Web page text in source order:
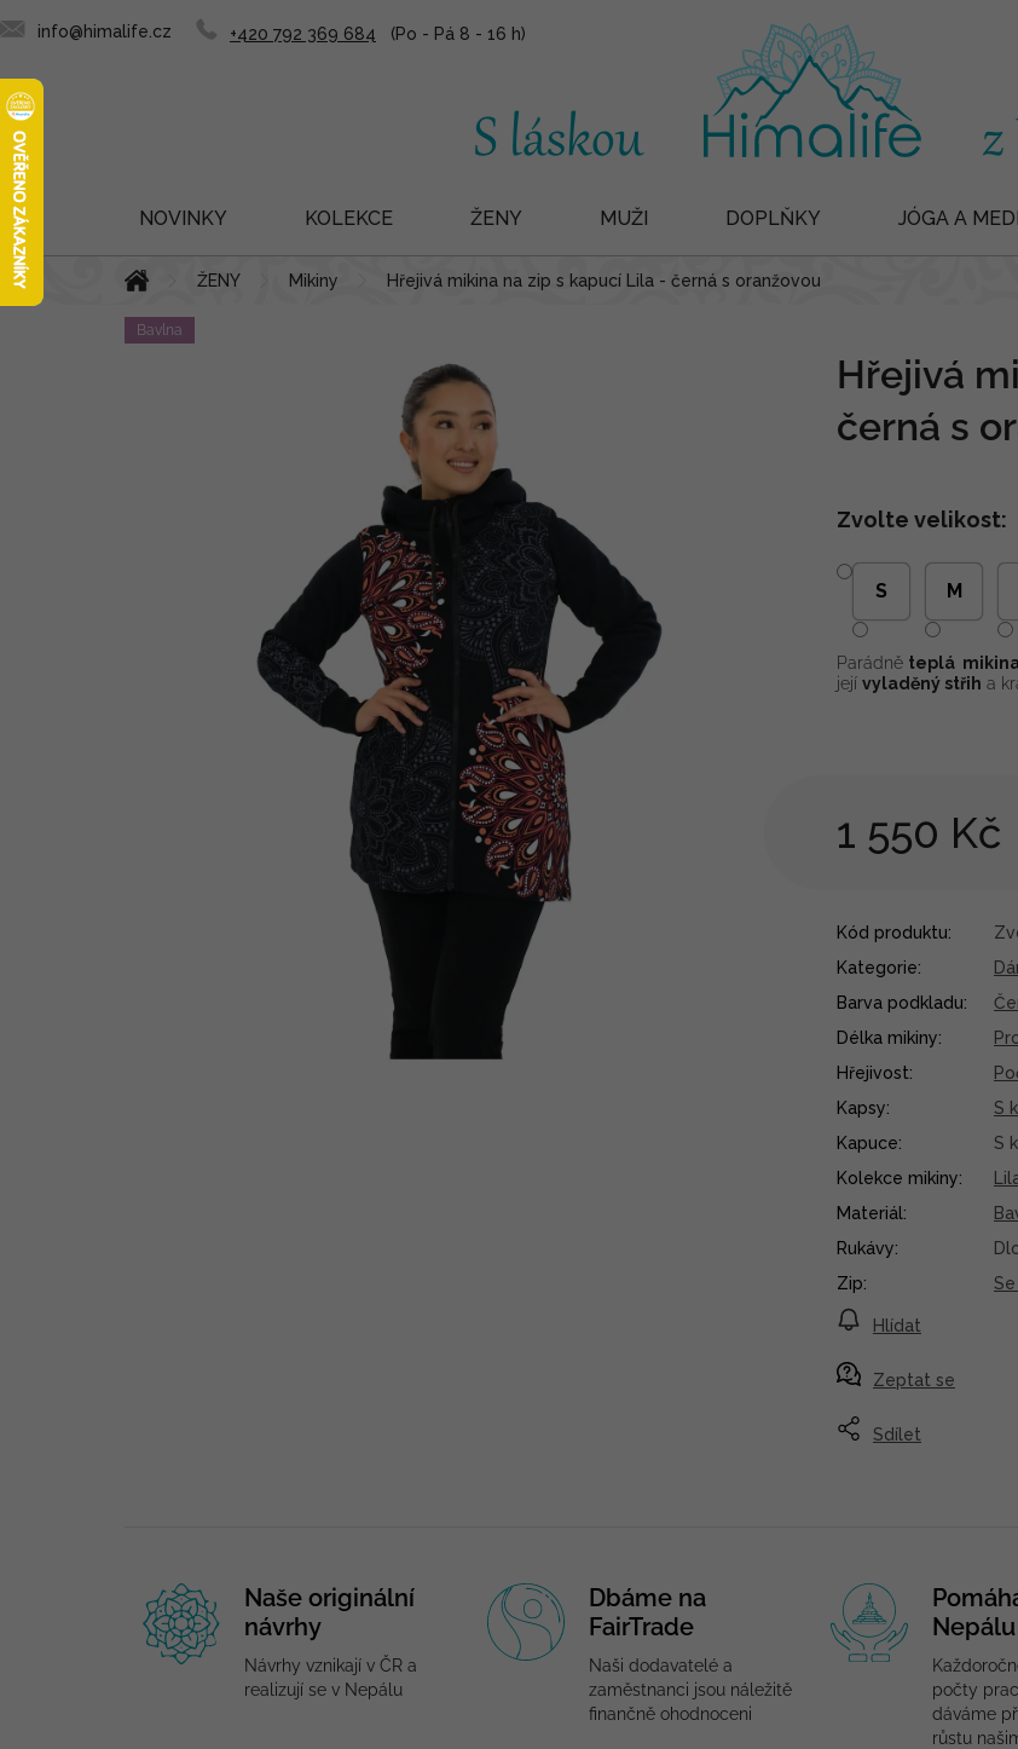
Přejít
na
obsah
+420 792 369 684
info@himalife.cz
NOVINKY KOLEKCE ŽENY MUŽI DOPLŇKY JÓGA A
Domů ŽENY Mikiny Hřejivá mikina na zip s kapucí Lila - černá s oranžovou
Bavlna
Hřejivá
černá s
1 550 Kč
Zvolte velikost:
S M
Parádně teplá
její vyladěný střih a
Zeptat se
Hlídat
Sdílet
Kód produktu:
Kategorie:
Barva podkladu:
Délka mikiny:
Hřejivost:
Kapsy:
S
Kapuce:
S
Kolekce mikiny:
Materiál:
Rukávy:
Zip:
Naše originální
návrhy
Návrhy vznikají v ČR a
realizují se v Nepálu
Dbáme na
FairTrade
Naši dodavatelé a
zaměstnanci jsou náležitě
finančně ohodnoceni
Nepálu
počty
dáváme
růstu